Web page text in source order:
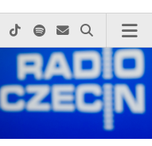
do nas zadzwoń
na Facebook-u
nas na X
Odwiedź nas na Instagram-ie
Odwiedź nas na TikTok-u
Szukaj nas na Spotify
Wyślij do nas
Szukaj